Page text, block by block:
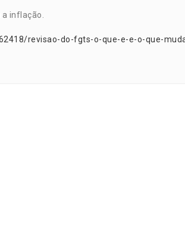
inflação.
revisao-do-fgts-o-que-e-e-o-que-